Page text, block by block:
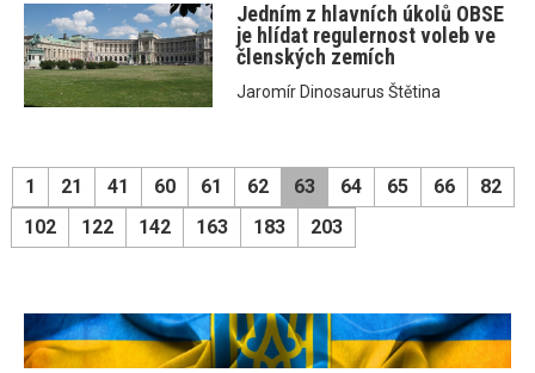
Jedním z hlavních úkolů OBSE
je hlídat regulernost voleb ve
členských zemích
Jaromír Dinosaurus Štětina
1 21 41 60 61 62 63 64 65 66
82
102
122 142 163 183 203